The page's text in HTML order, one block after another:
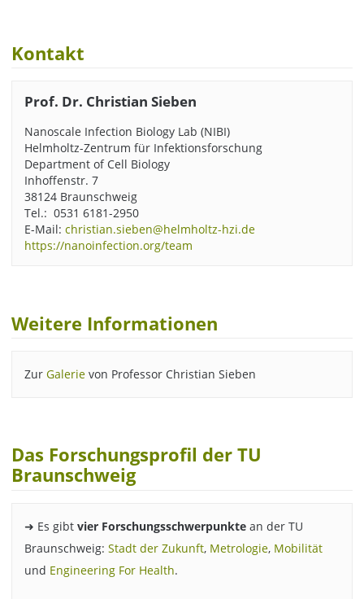
Kontakt
Prof. Dr. Christian Sieben
Nanoscale Infection Biology Lab (NIBI)
Helmholtz-Zentrum für Infektionsforschung
Department of Cell Biology
Inhoffenstr. 7
38124 Braunschweig
Tel.: 0531 6181-2950
E-Mail: christian.sieben@helmholtz-hzi.de
https://nanoinfection.org/team
Weitere Informationen
Zur Galerievon Professor Christian Sieben
Das Forschungsprofil der TU
Braunschweig
➜ Es gibt vier Forschungsschwerpunktean der TU
Braunschweig: Stadt der Zukunft, Metrologie, Mobilität
und Engineering For Health.